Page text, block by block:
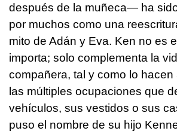
después de la muñeca— ha
por muchos como una
mito de Adán y Eva. Ken no es
importa; solo complementa la
compañera, tal y como lo
las múltiples ocupaciones que
vehículos, sus vestidos o sus
puso el nombre de su hijo